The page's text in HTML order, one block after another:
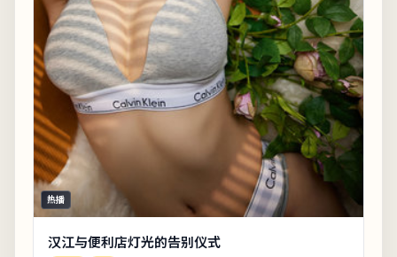
热播
汉江与便利店灯光的告别仪式